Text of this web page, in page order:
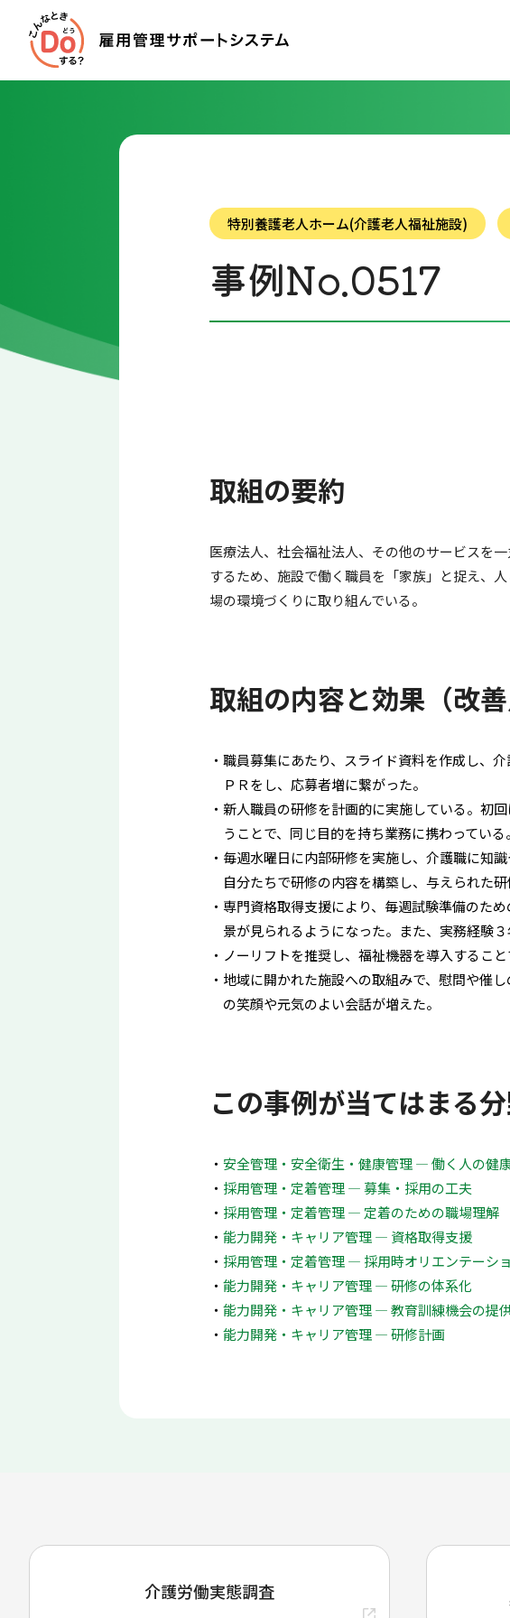
特別養護老人ホーム(介護老人福祉施設)
事例No.0517
取組の要約
医療法人、社会福祉法人、その他のサービスを
するため、施設で働く職員を「家族」と捉え、
場の環境づくりに取り組んでいる。
取組の内容と効果（改善
職員募集にあたり、スライド資料を作成し、
ＰＲをし、応募者増に繋がった。
新人職員の研修を計画的に実施している。初
うことで、同じ目的を持ち業務に携わっている。
毎週水曜日に内部研修を実施し、介護職に知
自分たちで研修の内容を構築し、与えられた
専門資格取得支援により、毎週試験準備のた
景が見られるようになった。また、実務経験
ノーリフトを推奨し、福祉機器を導入するこ
地域に開かれた施設への取組みで、慰問や催
の笑顔や元気のよい会話が増えた。
この事例が当てはまる
安全管理・安全衛生・健康管理 ― 働く人の健
採用管理・定着管理 ― 募集・採用の工夫
採用管理・定着管理 ― 定着のための職場理解
能力開発・キャリア管理 ― 資格取得支援
採用管理・定着管理 ― 採用時オリエンテーシ
能力開発・キャリア管理 ― 研修の体系化
能力開発・キャリア管理 ― 教育訓練機会の提
能力開発・キャリア管理 ― 研修計画
介護労働実態調査